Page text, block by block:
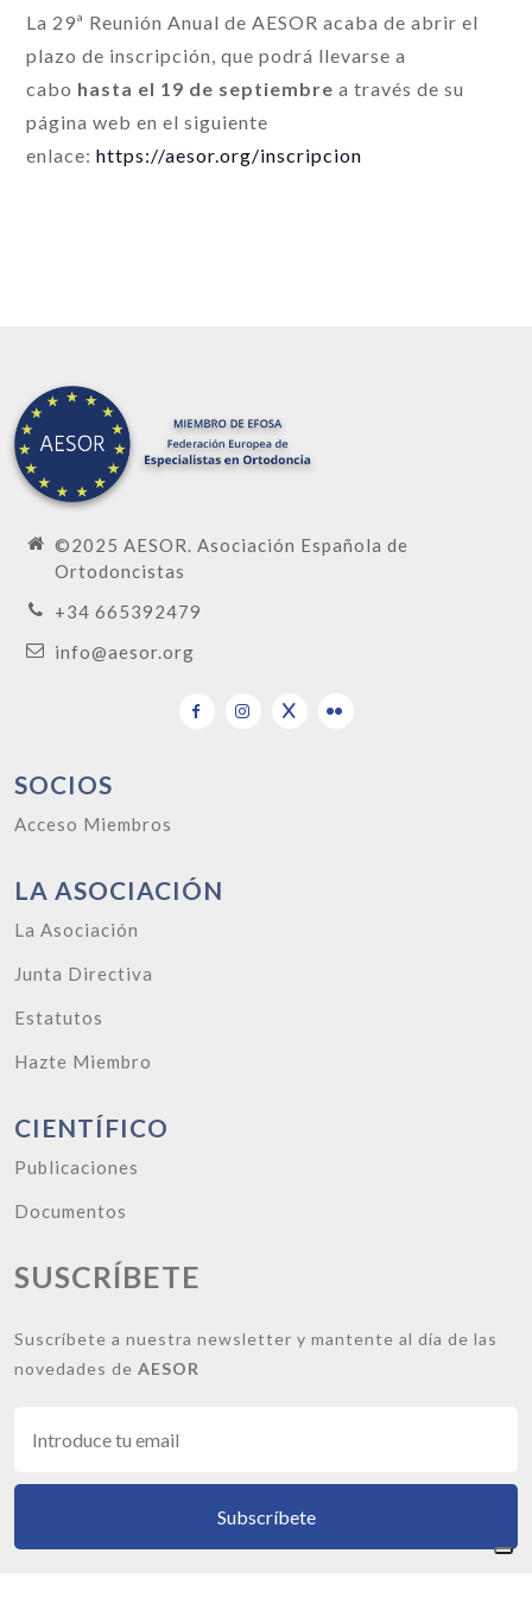
La 29ª Reunión Anual de AESOR acaba de abrir el
plazo de inscripción, que podrá llevarse a
cabo hasta el 19 de septiembre a través de su
página web en el siguiente
enlace: https://aesor.org/inscripcion
©2025 AESOR. Asociación Española de
Ortodoncistas
+34 665392479
info@aesor.org
SOCIOS
Acceso Miembros
LA ASOCIACIÓN
La Asociación
Junta Directiva
Estatutos
Hazte Miembro
CIENTÍFICO
Publicaciones
Documentos
SUSCRÍBETE
Suscríbete a nuestra newsletter y mantente al día de las
novedades de AESOR
Subscríbete